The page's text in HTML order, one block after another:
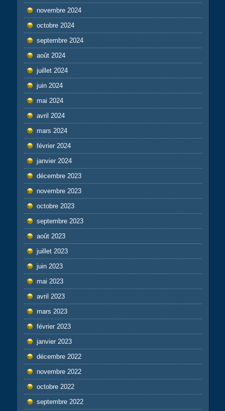
novembre 2024
octobre 2024
septembre 2024
août 2024
juillet 2024
juin 2024
mai 2024
avril 2024
mars 2024
février 2024
janvier 2024
décembre 2023
novembre 2023
octobre 2023
septembre 2023
août 2023
juillet 2023
juin 2023
mai 2023
avril 2023
mars 2023
février 2023
janvier 2023
décembre 2022
novembre 2022
octobre 2022
septembre 2022